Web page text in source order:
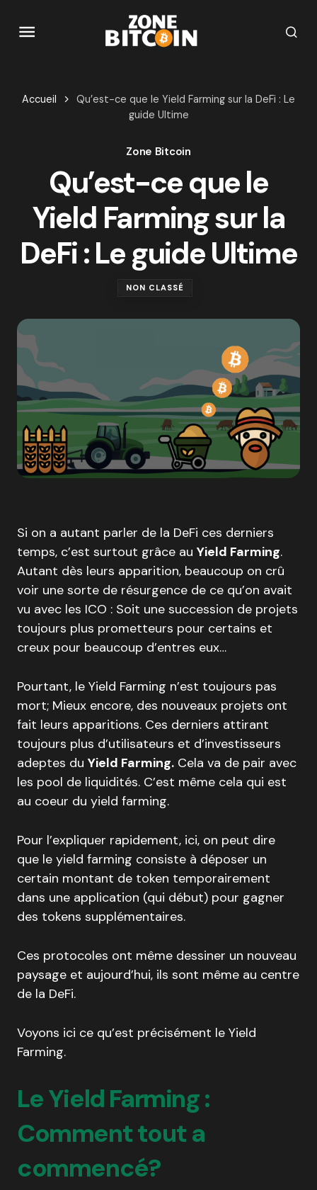
Accueil
Qu’est-ce que le Yield Farming sur la DeFi : Le
guide Ultime
Zone Bitcoin
Qu’est-ce que le
Yield Farming sur la
DeFi : Le guide Ultime
NON CLASSÉ
Si on a autant parler de la DeFi ces derniers
temps, c’est surtout grâce au Yield Farming.
Autant dès leurs apparition, beaucoup on crû
voir une sorte de résurgence de ce qu’on avait
vu avec les ICO : Soit une succession de projets
toujours plus prometteurs pour certains et
creux pour beaucoup d’entres eux…
Pourtant, le Yield Farming n’est toujours pas
mort; Mieux encore, des nouveaux projets ont
fait leurs apparitions. Ces derniers attirant
toujours plus d’utilisateurs et d’investisseurs
adeptes du Yield Farming. Cela va de pair avec
les pool de liquidités. C’est même cela qui est
au coeur du yield farming.
Pour l’expliquer rapidement, ici, on peut dire
que le yield farming consiste à déposer un
certain montant de token temporairement
dans une application (qui début) pour gagner
des tokens supplémentaires.
Ces protocoles ont même dessiner un nouveau
paysage et aujourd’hui, ils sont même au centre
de la DeFi.
Voyons ici ce qu’est précisément le Yield
Farming.
Le Yield Farming :
Comment tout a
commencé?